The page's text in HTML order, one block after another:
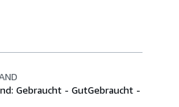
Gebraucht - GutGebraucht -